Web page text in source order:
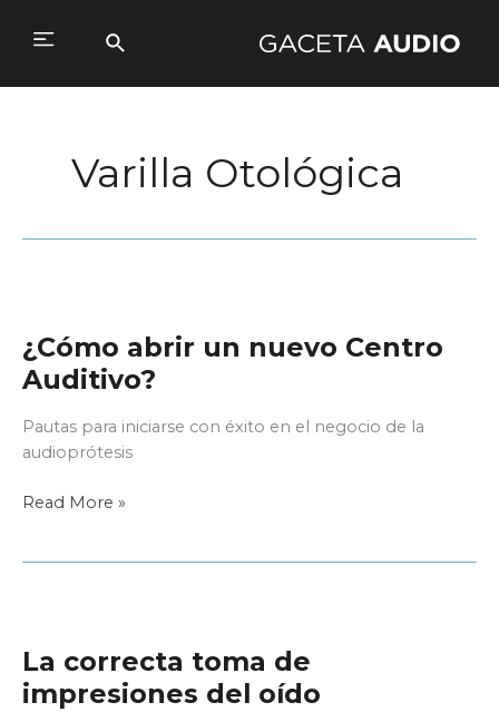
Buscar
Varilla Otológica
¿Cómo abrir un nuevo Centro
Auditivo?
Pautas para iniciarse con éxito en el negocio de la
audioprótesis
¿Cómo
Read More »
La correcta toma de
impresiones del oído